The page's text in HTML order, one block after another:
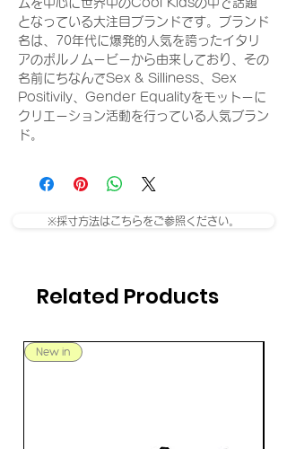
ムを中心に世界中のCool Kidsの中で話題
となっている大注目ブランドです。ブランド
名は、70年代に爆発的人気を誇ったイタリ
アのポルノムービーから由来しており、その
名前にちなんでSex & Silliness、Sex
Positivily、Gender Equalityをモットーに
クリエーション活動を行っている人気ブラン
ド。
※採寸方法はこちらをご参照ください。
Related Products
New in